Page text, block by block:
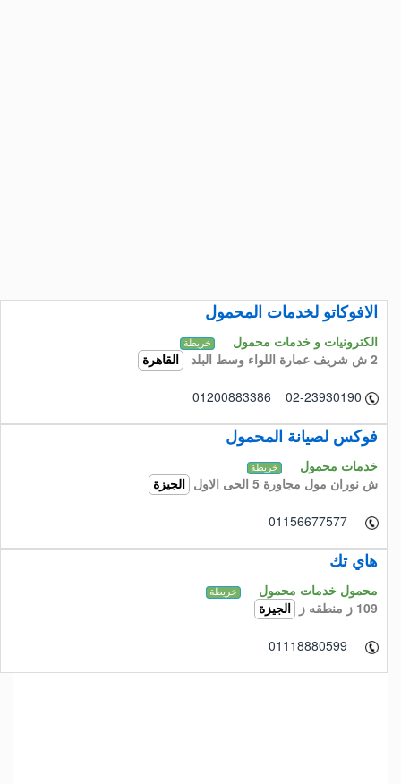
الافوكاتو لخدمات المحمول
الكترونيات و خدمات محمول خريطة
2 ش شريف عمارة اللواء وسط البلد القاهرة
01200883386 02-23930190
فوكس لصيانة المحمول
خدمات محمول خريطة
ش نوران مول مجاورة 5 الحى الاول الجيزة
01156677577
هاي تك
محمول خدمات محمول خريطة
109 ز منطقه ز الجيزة
01118880599